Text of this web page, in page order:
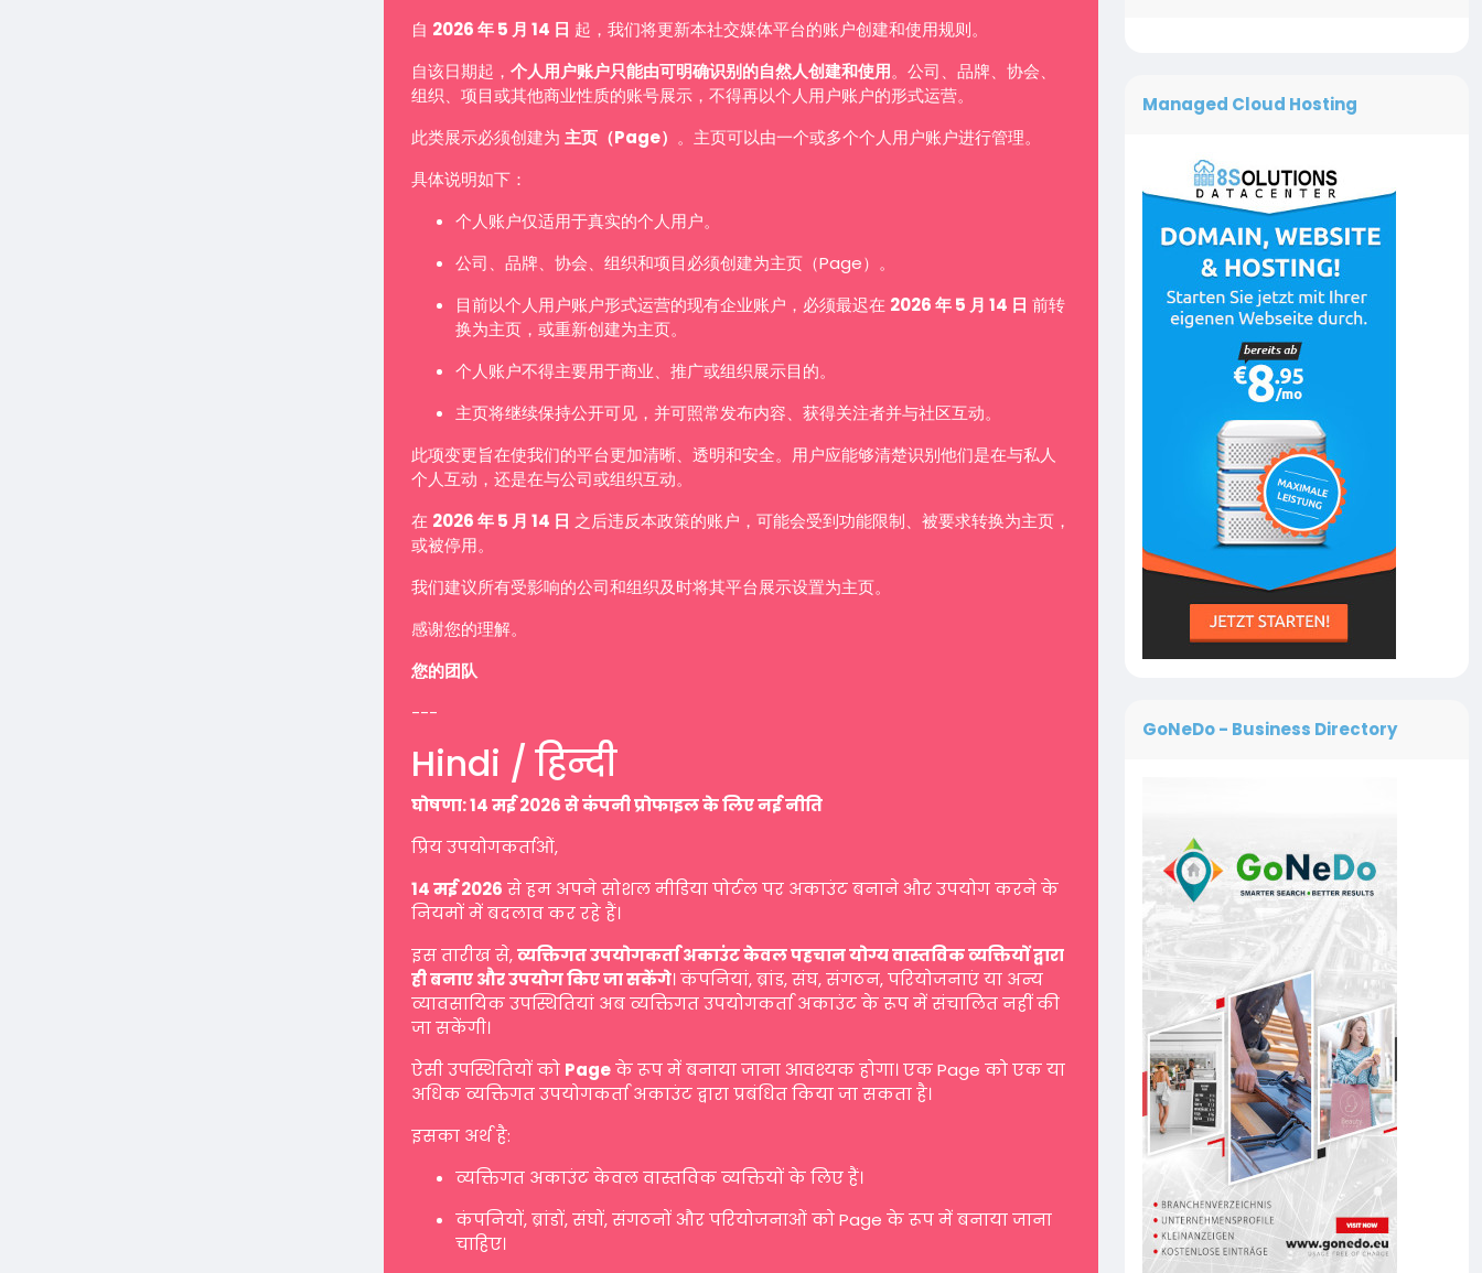
自 2026 年 5 月 14 日 起，我们将更新本社交媒体平台的账户创建和使用规则。
自该日期起， 个人用户账户只能由可明确识别的自然人创建和使用。公司、品牌、协会、
组织、项目或其他商业性质的账号展示，不得再以个人用户账户的形式运营。
此类展示必须创建为 主页（Page） 。主页可以由一个或多个个人用户账户进行管理。
具体说明如下：
个人账户仅适用于真实的个人用户。
公司、品牌、协会、组织和项目必须创建为主页（Page）。
目前以个人用户账户形式运营的现有企业账户，必须最迟在 2026 年 5 月 14 日 前转
换为主页，或重新创建为主页。
个人账户不得主要用于商业、推广或组织展示目的。
主页将继续保持公开可见，并可照常发布内容、获得关注者并与社区互动。
此项变更旨在使我们的平台更加清晰、透明和安全。用户应能够清楚识别他们是在与私人
个人互动，还是在与公司或组织互动。
在 2026 年 5 月 14 日 之后违反本政策的账户，可能会受到功能限制、被要求转换为主页，
或被停用。
我们建议所有受影响的公司和组织及时将其平台展示设置为主页。
感谢您的理解。
您的团队
---
Hindi / हिन्दी
घोषणा: 14 मई 2026 से कंपनी प्रोफाइल के लिए नई नीति
प्रिय उपयोगकर्ताओं,
14 मई 2026 से हम अपने सोशल मीडिया पोर्टल पर अकाउंट बनाने और उपयोग करने के
नियमों में बदलाव कर रहे हैं।
इस तारीख से,व्यक्तिगत उपयोगकर्ता अकाउंट केवल पहचान योग्य वास्तविक व्यक्तियों द्वारा
ही बनाए और उपयोग किए जा सकेंगे। कंपनियां, ब्रांड, संघ, संगठन, परियोजनाएं या अन्य
व्यावसायिक उपस्थितियां अब व्यक्तिगत उपयोगकर्ता अकाउंट के रूप में संचालित नहीं की
जा सकेंगी।
ऐसी उपस्थितियों को Pageके रूप में बनाया जाना आवश्यक होगा। एक Page को एक या
अधिक व्यक्तिगत उपयोगकर्ता अकाउंट द्वारा प्रबंधित किया जा सकता है।
इसका अर्थ है:
व्यक्तिगत अकाउंट केवल वास्तविक व्यक्तियों के लिए हैं।
कंपनियों, ब्रांडों, संघों, संगठनों और परियोजनाओं को Page के रूप में बनाया जाना
चाहिए।
Managed Cloud Hosting
GoNeDo - Business Directory